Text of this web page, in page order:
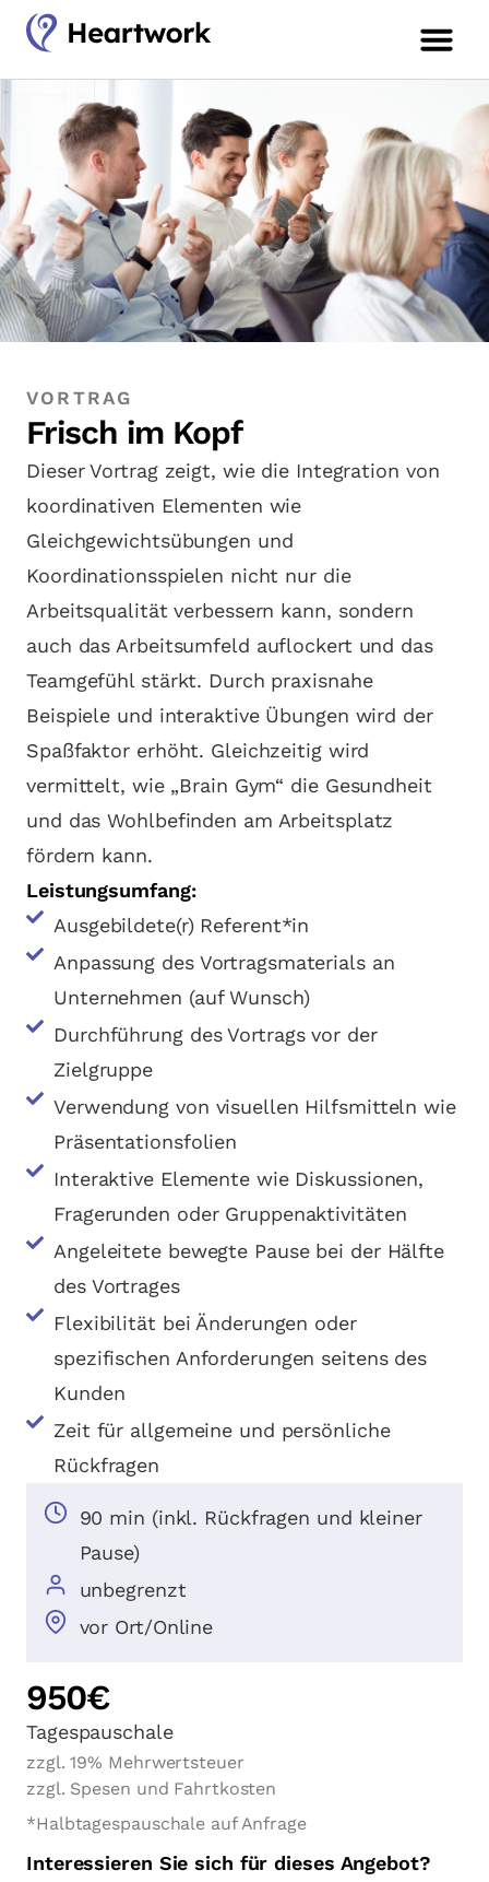
VORTRAG
Frisch im Kopf
Dieser Vortrag zeigt, wie die Integration von
koordinativen Elementen wie
Gleichgewichtsübungen und
Koordinationsspielen nicht nur die
Arbeitsqualität verbessern kann, sondern
auch das Arbeitsumfeld auflockert und das
Teamgefühl stärkt. Durch praxisnahe
Beispiele und interaktive Übungen wird der
Spaßfaktor erhöht. Gleichzeitig wird
vermittelt, wie „Brain Gym“ die Gesundheit
und das Wohlbefinden am Arbeitsplatz
fördern kann.
Leistungsumfang:
Ausgebildete(r) Referent*in
Anpassung des Vortragsmaterials an
Unternehmen (auf Wunsch)
Durchführung des Vortrags vor der
Zielgruppe
Verwendung von visuellen Hilfsmitteln wie
Präsentationsfolien
Interaktive Elemente wie Diskussionen,
Fragerunden oder Gruppenaktivitäten
Angeleitete bewegte Pause bei der Hälfte
des Vortrages
Flexibilität bei Änderungen oder
spezifischen Anforderungen seitens des
Kunden
Zeit für allgemeine und persönliche
Rückfragen
90 min (inkl. Rückfragen und kleiner
Pause)
unbegrenzt
vor Ort/Online
950€
Tagespauschale
zzgl. 19% Mehrwertsteuer
zzgl. Spesen und Fahrtkosten
*Halbtagespauschale auf Anfrage
Interessieren Sie sich für dieses Angebot?